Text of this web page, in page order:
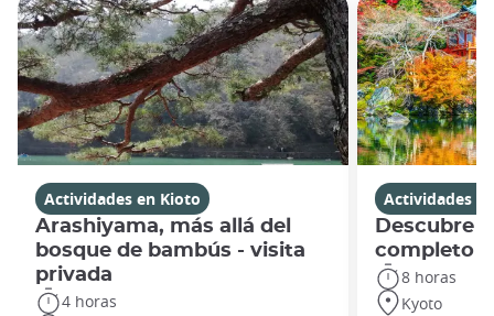
Actividades en Kioto
Arashiyama, más allá del
bosque de bambús - visita
privada
4 horas
Actividades
Descubre
completo
8 horas
Kyoto